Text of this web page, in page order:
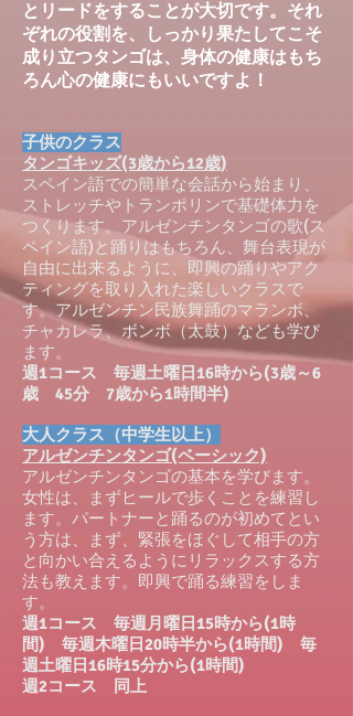
とリードをすることが大切です。それ
ぞれの役割を、しっかり果たしてこそ
成り立つタンゴは、身体の健康はもち
ろん心の健康にもいいですよ！
子供のクラス
タンゴキッズ(3歳から12歳)
スペイン語での簡単な会話から始まり、
ストレッチやトランポリンで基礎体力を
つくります。アルゼンチンタンゴの歌(ス
ペイン語)と踊りはもちろん、舞台表現が
自由に出来るように、即興の踊りやアク
ティングを取り入れた楽しいクラスで
す。アルゼンチン民族舞踊のマランボ、
チャカレラ、ボンボ（太鼓）なども学び
ます。
週1コース 毎週土曜日16時から(3歳～6
歳 45分 7歳から1時間半)
大人クラス（中学生以上）
アルゼンチンタンゴ(ベーシック)
アルゼンチンタンゴの基本を学びます。
女性は、まずヒールで歩くことを練習し
ます。パートナーと踊るのが初めてとい
う方は、まず、緊張をほぐして相手の方
と向かい合えるようにリラックスする方
法も教えます。即興で踊る練習をしま
す。
週1コース 毎週月曜日15時から(1時
間) 毎週木曜日20時半から(1時間) 毎
週土曜日16時15分から(1時間)
週2コース 同上